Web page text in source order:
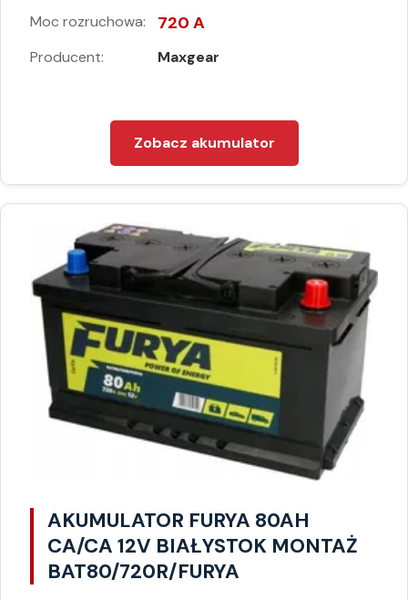
Moc rozruchowa: 720 A
Producent: Maxgear
Zobacz akumulator
AKUMULATOR FURYA 80AH
CA/CA 12V BIAŁYSTOK MONTAŻ
BAT80/720R/FURYA